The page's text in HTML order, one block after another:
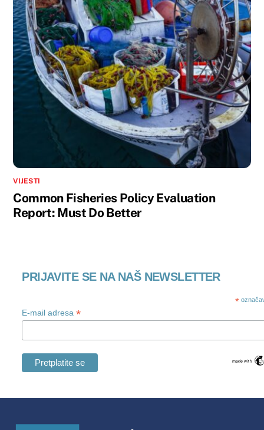
VIJESTI
Common Fisheries Policy Evaluation
Report: Must Do Better
PRIJAVITE SE NA NAŠ NEWSLETTER
*
E-mail adresa*
Swedish